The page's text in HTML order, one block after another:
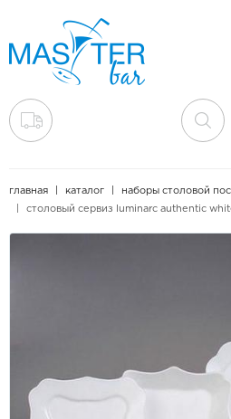
главная каталог
наборы столовой
столовый сервиз luminarc authentic